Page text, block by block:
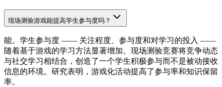
现场测验游戏能提高学生参与度吗？
能。学生参与度 —— 关注程度、参与度和对学习的投入 ——
随着基于游戏的学习方法显著增加。现场测验竞赛将竞争动态
与社交学习相结合，创造了一个学生积极参与而不是被动接收
信息的环境。研究表明，游戏化活动提高了参与率和知识保留
率。